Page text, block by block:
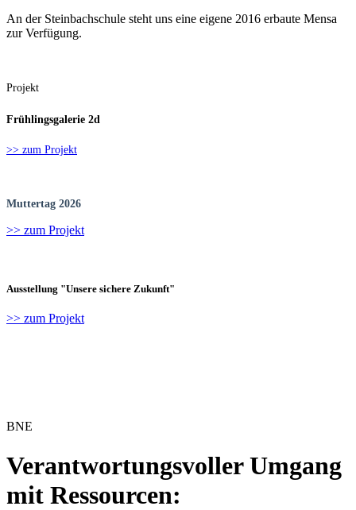
An der Steinbachschule steht uns eine eigene 2016 erbaute Mensa
zur Verfügung.
Projekt
Frühlingsgalerie 2d
>> zum Projekt
Muttertag 2026
>> zum Projekt
Ausstellung "Unsere sichere Zukunft"
>> zum Projekt
BNE
Verantwortungsvoller Umgang
mit Ressourcen: